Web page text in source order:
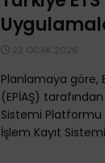
23 OCAK 2026
Planlamaya göre,
(EPİAŞ)
Sistemi Platformu
İşlem Kayıt